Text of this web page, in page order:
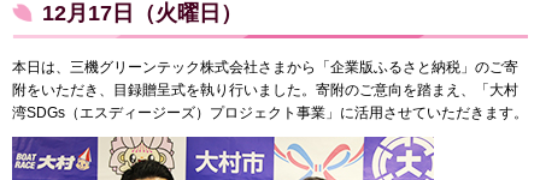
12月17日（火曜日）
本日は、三機グリーンテック株式会社さまから「企業版ふるさと納税」のご寄
附をいただき、目録贈呈式を執り行いました。寄附のご意向を踏まえ、「大村
湾SDGs（エスディージーズ）プロジェクト事業」に活用させていただきます。